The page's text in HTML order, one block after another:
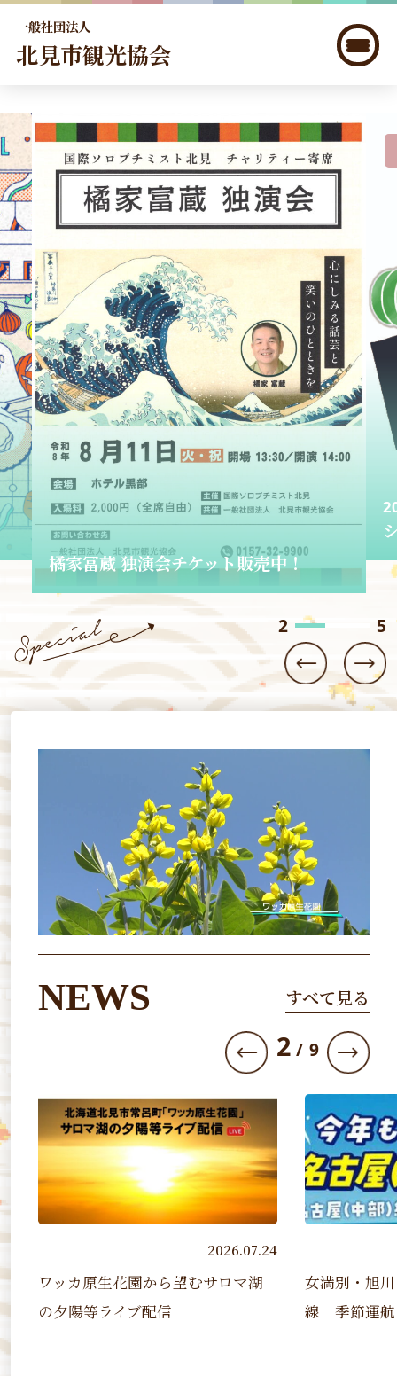
一般社団法人
北見市観光協会
北見
2026.06.01
ショップきたみさん！
3 5
NEWS すべて見る
2026.07.07
女満別・旭川－名古屋（中部）
線 季節運航（2026 7/17~2...
第４１回
ソン
3 / 9